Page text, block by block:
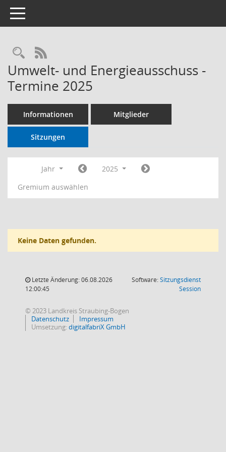
Toggle navigation
RSS-Feed
Umwelt- und Energieausschuss -
Termine 2025
Informationen Mitglieder
Sitzungen
Jahr
2025
Gremium auswählen
Keine Daten gefunden.
Letzte Änderung: 06.08.2026
12:00:45
Software:Sitzungsdienst
Session(Wird in
© 2023 Landkreis Straubing-Bogen
Datenschutz
Impressum
Umsetzung:digitalfabriX GmbH